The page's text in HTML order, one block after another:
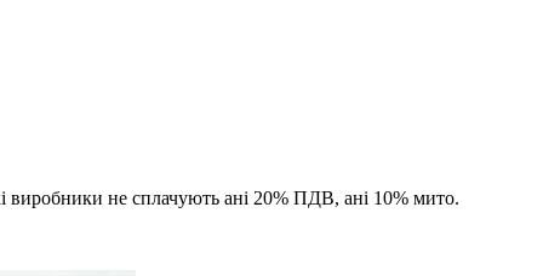
виробники не сплачують ані 20% ПДВ, ані 10% мито.